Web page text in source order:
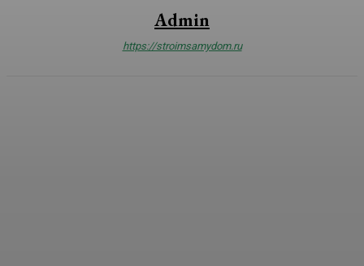
Admin
https://stroimsamydom.ru